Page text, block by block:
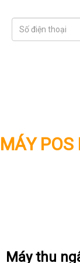
MÁY
Máy thu